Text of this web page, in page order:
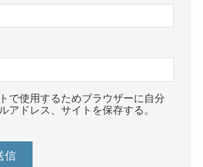
で使用するためブラウザーに自分
アドレス、サイトを保存する。